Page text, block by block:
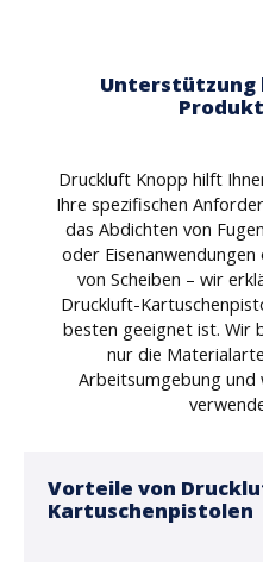
Unterstützung
Druckluft Knopp hilft
Ihre spezifischen
das Abdichten von
oder
von Scheiben – wir
Druckluft-
besten geeignet ist. Wir
nur die
Arbeitsumgebung und
Vorteile von
Kartuschenpistolen